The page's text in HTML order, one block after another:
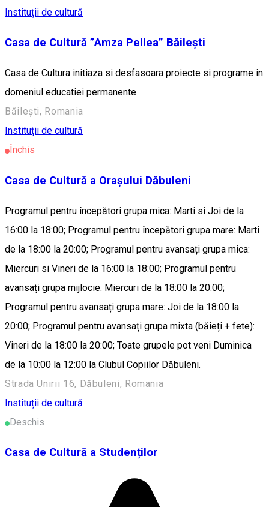
Instituții de cultură
Casa de Cultură ”Amza Pellea” Băilești
Casa de Cultura initiaza si desfasoara proiecte si programe in
domeniul educatiei permanente
Băilești, Romania
Instituții de cultură
Închis
Casa de Cultură a Orașului Dăbuleni
Programul pentru începători grupa mica: Marti si Joi de la
16:00 la 18:00; Programul pentru începători grupa mare: Marti
de la 18:00 la 20:00; Programul pentru avansați grupa mica:
Miercuri si Vineri de la 16:00 la 18:00; Programul pentru
avansați grupa mijlocie: Miercuri de la 18:00 la 20:00;
Programul pentru avansați grupa mare: Joi de la 18:00 la
20:00; Programul pentru avansați grupa mixta (băieți + fete):
Vineri de la 18:00 la 20:00; Toate grupele pot veni Duminica
de la 10:00 la 12:00 la Clubul Copiilor Dăbuleni.
Strada Unirii 16, Dăbuleni, Romania
Instituții de cultură
Deschis
Casa de Cultură a Studenților